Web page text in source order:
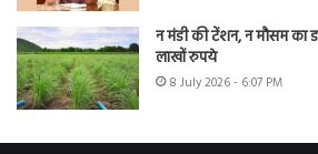
न मंडी की टेंशन, न मौसम का
लाखों रुपये
8 July 2026 - 6:07 PM